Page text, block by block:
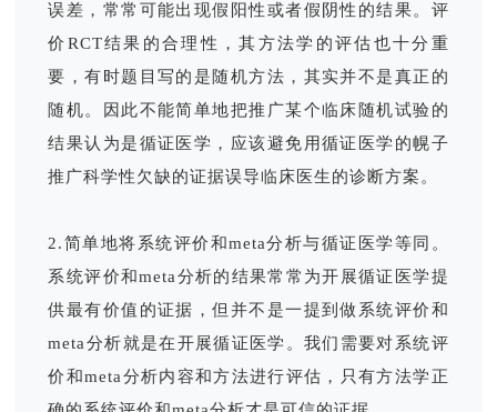
误差，常常可能出现假阳性或者假阴性的结果。评
价RCT结果的合理性，其方法学的评估也十分重
要，有时题目写的是随机方法，其实并不是真正的
随机。因此不能简单地把推广某个临床随机试验的
结果认为是循证医学，应该避免用循证医学的幌子
推广科学性欠缺的证据误导临床医生的诊断方案。
2.简单地将系统评价和meta分析与循证医学等同。
系统评价和meta分析的结果常常为开展循证医学提
供最有价值的证据，但并不是一提到做系统评价和
meta分析就是在开展循证医学。我们需要对系统评
价和meta分析内容和方法进行评估，只有方法学正